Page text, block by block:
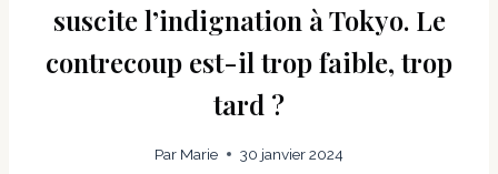
suscite l’indignation à Tokyo. Le
contrecoup est-il trop faible, trop
tard ?
Par Marie 30 janvier 2024